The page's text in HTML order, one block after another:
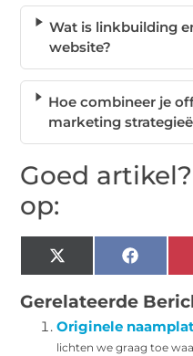
Wat is linkbuilding
website?
Hoe combineer je
marketing
Goed
op:
X
(Twitter)
Gerelateerde
Originele
lichten we graag toe